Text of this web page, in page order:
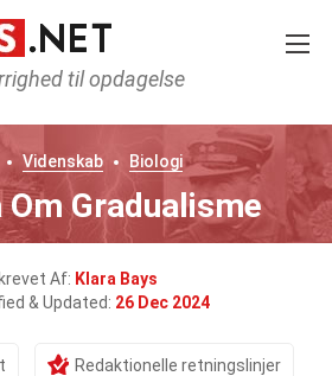
til opdagelse
Videnskab Biologi
Om Gradualisme
Af: Klara Bays
& Updated: 26 Dec 2024
Redaktionelle retningslinjer